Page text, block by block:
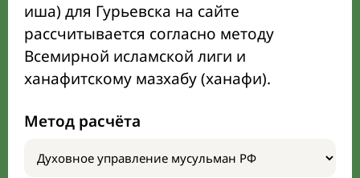
иша) для Гурьевска на сайте
рассчитывается согласно методу
Всемирной исламской лиги и
ханафитскому мазхабу (ханафи).
Метод расчёта